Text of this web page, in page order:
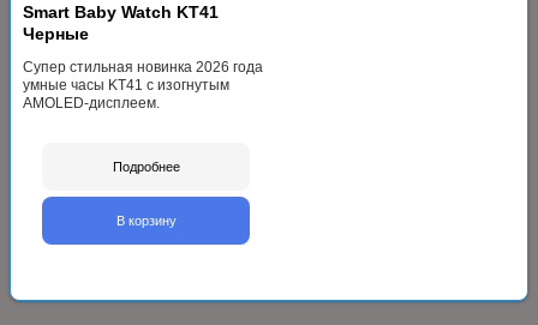
Smart Baby Watch KT41
Черные
Cупер стильная новинка 2026 года
умные часы KT41 с изогнутым
AMOLED-дисплеем.
Подробнее
В корзину